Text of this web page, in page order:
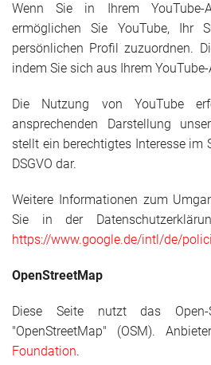
Wenn Sie in Ihrem YouTube-
ermöglichen Sie YouTube, Ihr
persönlichen Profil zuzuordnen.
indem Sie sich aus Ihrem
Die Nutzung von YouTube
ansprechenden Darstellung
stellt ein berechtigtes Interesse im
DSGVO dar.
Weitere Informationen zum
Sie in der
https://www.google.de/intl/de/
OpenStreetMap
Diese Seite nutzt das Open-
"OpenStreetMap" (OSM).
Foundation.